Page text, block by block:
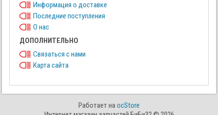
Информация о доставке
Последние поступления
О нас
ДОПОЛНИТЕЛЬНО
Связаться с нами
Карта сайта
Работает наocStore